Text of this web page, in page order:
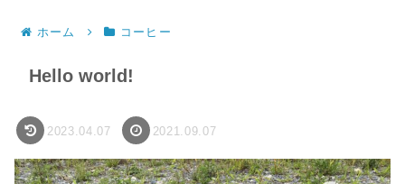
ホーム コーヒー
Hello world!
2023.04.07 2021.09.07